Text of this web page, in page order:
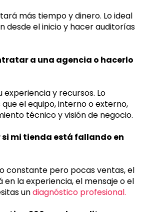
más tiempo y dinero. Lo ideal
desde el inicio y hacer auditorías
a una agencia o hacerlo
experiencia y recursos. Lo
el equipo, interno o externo,
técnico y visión de negocio.
si mi tienda está fallando en
constante pero pocas ventas, el
la experiencia, el mensaje o el
undiagnóstico profesional.